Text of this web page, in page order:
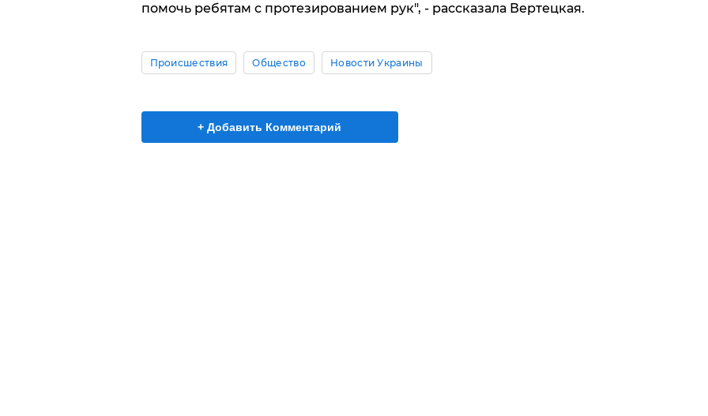
помочь ребятам с протезированием рук", - рассказала Вертецкая.
Происшествия Общество Новости Украины
+ Добавить Комментарий